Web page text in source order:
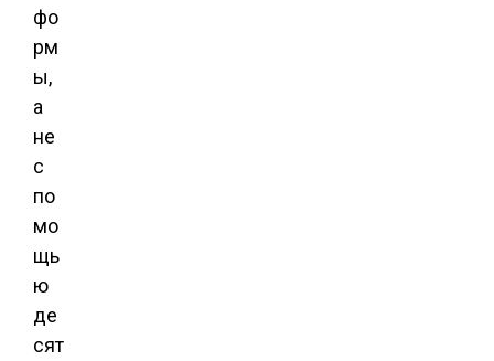
фо
рм
ы,
а
не
с
по
мо
щь
ю
де
сят